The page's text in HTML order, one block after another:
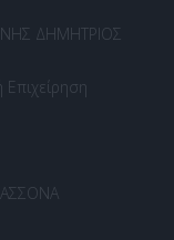
ΔΗΜΗΤΡΙΟΣ
Επιχείρηση